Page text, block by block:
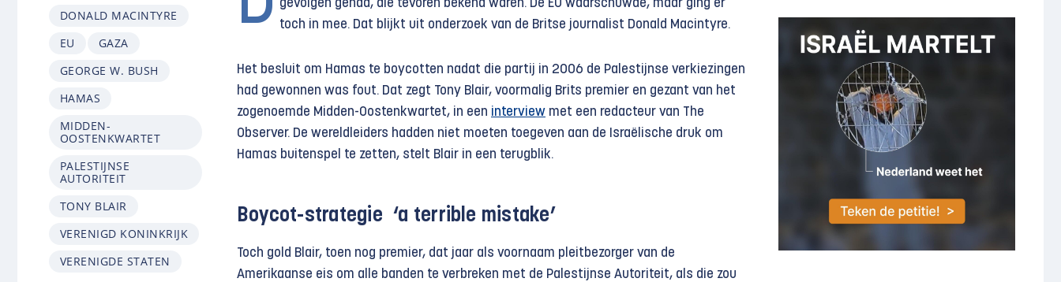
DONALD MACINTYRE
EU
GAZA
GEORGE W. BUSH
HAMAS
MIDDEN-
OOSTENKWARTET
PALESTIJNSE
AUTORITEIT
TONY BLAIR
VERENIGD KONINKRIJK
VERENIGDE STATEN
gevolgen gehad, die tevoren bekend waren. De EU waarschuwde, maar ging er
toch in mee. Dat blijkt uit onderzoek van de Britse journalist Donald Macintyre.
Het besluit om Hamas te boycotten nadat die partij in 2006 de Palestijnse verkiezingen
had gewonnen was fout. Dat zegt Tony Blair, voormalig Brits premier en gezant van het
zogenoemde Midden-Oostenkwartet, in een interview met een redacteur van The
Observer. De wereldleiders hadden niet moeten toegeven aan de Israëlische druk om
Hamas buitenspel te zetten, stelt Blair in een terugblik.
Boycot-strategie ‘a terrible mistake’
Toch gold Blair, toen nog premier, dat jaar als voornaam pleitbezorger van de
Amerikaanse eis om alle banden te verbreken met de Palestijnse Autoriteit, als die zou